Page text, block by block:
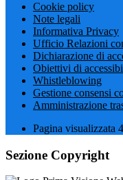
Cookie policy
Note legali
Informativa Privacy
Ufficio Relazioni
Dichiarazione di
Obiettivi di
Whistleblowing
Gestione consensi
Amministrazione
Pagina visualizzata
Sezione Copyright